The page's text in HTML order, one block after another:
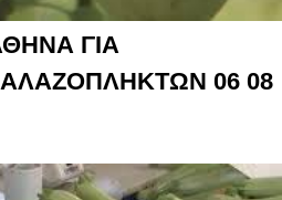
ΓΙΑ
06 08